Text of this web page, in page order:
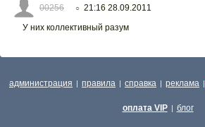
00256 ○ 21:16 28.09.2011
У них коллективный разум
администрация | правила | справка | реклама |
оплата VIP | блог